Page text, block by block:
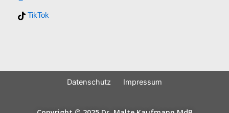
TikTok
Datenschutz Impressum